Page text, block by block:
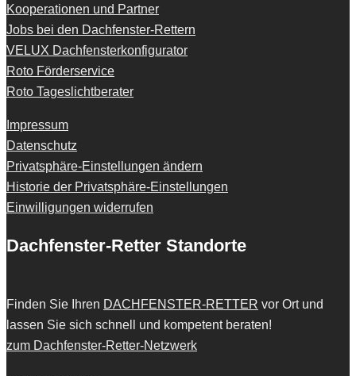
Kooperationen und Partner
Jobs bei den Dachfenster-Rettern
VELUX Dachfensterkonfigurator
Roto Förderservice
Roto Tageslichtberater
Impressum
Datenschutz
Privatsphäre-Einstellungen ändern
Historie der Privatsphäre-Einstellungen
Einwilligungen widerrufen
Dachfenster-Retter Standorte
Finden Sie Ihren DACHFENSTER-RETTER vor Ort und
lassen Sie sich schnell und kompetent beraten!
zum Dachfenster-Retter-Netzwerk